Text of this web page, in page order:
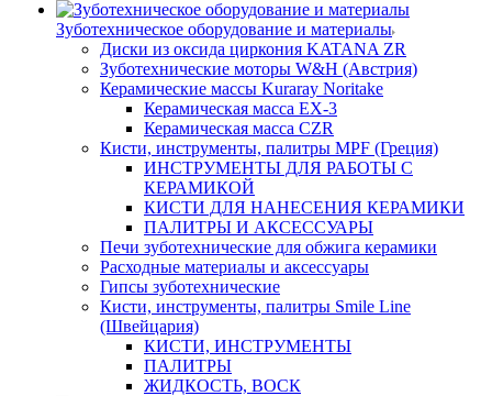
Зуботехническое оборудование и материалы
Диски из оксида циркония KATANA ZR
Зуботехнические моторы W&H (Австрия)
Керамические массы Kuraray Noritake
Керамическая масса EX-3
Керамическая масса CZR
Кисти, инструменты, палитры MPF (Греция)
ИНСТРУМЕНТЫ ДЛЯ РАБОТЫ С
КЕРАМИКОЙ
КИСТИ ДЛЯ НАНЕСЕНИЯ КЕРАМИКИ
ПАЛИТРЫ И АКСЕССУАРЫ
Печи зуботехнические для обжига керамики
Расходные материалы и аксессуары
Гипсы зуботехнические
Кисти, инструменты, палитры Smile Line
(Швейцария)
КИСТИ, ИНСТРУМЕНТЫ
ПАЛИТРЫ
ЖИДКОСТЬ, ВОСК